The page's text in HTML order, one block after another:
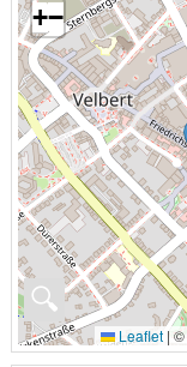
🔍
+−
Leaflet | ©